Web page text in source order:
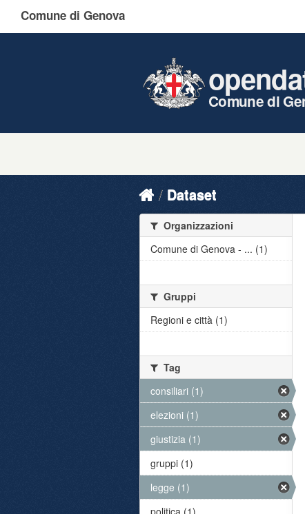
Comune di Genova
Comune di
Dataset
Organizzazioni
Comune di Genova - ... (1)
Gruppi
Regioni e città (1)
Tag
consiliari (1)
elezioni (1)
giustizia (1)
gruppi (1)
legge (1)
politica (1)